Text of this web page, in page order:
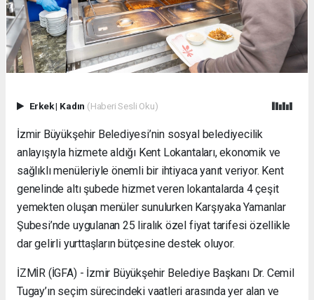
Erkek| Kadın (Haberi Sesli Oku)
İzmir Büyükşehir Belediyesi’nin sosyal belediyecilik
anlayışıyla hizmete aldığı Kent Lokantaları, ekonomik ve
sağlıklı menüleriyle önemli bir ihtiyaca yanıt veriyor. Kent
genelinde altı şubede hizmet veren lokantalarda 4 çeşit
yemekten oluşan menüler sunulurken Karşıyaka Yamanlar
Şubesi’nde uygulanan 25 liralık özel fiyat tarifesi özellikle
dar gelirli yurttaşların bütçesine destek oluyor.
İZMİR (İGFA) - İzmir Büyükşehir Belediye Başkanı Dr. Cemil
Tugay’ın seçim sürecindeki vaatleri arasında yer alan ve